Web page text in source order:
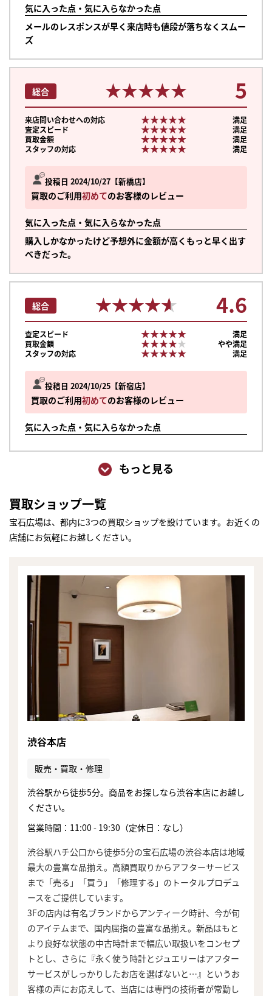
気に入った点・気に入らなかった点
メールのレスポンスが早く来店時も値段が落ちなくスムー
ズ
投稿日 2024/10/27 新橋店
買取のご利用初めてのお客様のレビュー
気に入った点・気に入らなかった点
購入しかなかったけど予想外に金額が高くもっと早く出す
べきだった。
総合 ★★★★★
★★★★★ 5
来店問い合わせへの対応 ★★★★★
★★★★★
満足
査定スピード
★★★★★
★★★★★
満足
買取金額
★★★★★
★★★★★
満足
スタッフの対応
★★★★★
★★★★★ 満足
投稿日 2024/10/25 新宿店
買取のご利用初めてのお客様のレビュー
気に入った点・気に入らなかった点
総合 ★★★★★
★★★★★ 4.6
査定スピード ★★★★★
★★★★★
満足
買取金額
★★★★★
★★★★★
やや満足
スタッフの対応
★★★★★
★★★★★ 満足
もっと見る
買取ショップ一覧
宝石広場は、都内に3つの買取ショップを設けています。お近くの
店舗にお気軽にお越しください。
渋谷本店
販売・買取・修理
渋谷駅から徒歩5分。商品をお探しなら渋谷本店にお越し
ください。
営業時間：11:00 - 19:30（定休日：なし）
渋谷駅ハチ公口から徒歩5分の宝石広場の渋谷本店は地域
最大の豊富な品揃え。高額買取りからアフターサービス
まで「売る」「買う」「修理する」のトータルプロデュ
ースをご提供しています。
3Fの店内は有名ブランドからアンティーク時計、今が旬
のアイテムまで、国内屈指の豊富な品揃え。新品はもと
より良好な状態の中古時計まで幅広い取扱いをコンセプ
トとし、さらに『永く使う時計とジュエリーはアフター
サービスがしっかりしたお店を選ばないと…』というお
客様の声にお応えして、当店には専門の技術者が常勤し